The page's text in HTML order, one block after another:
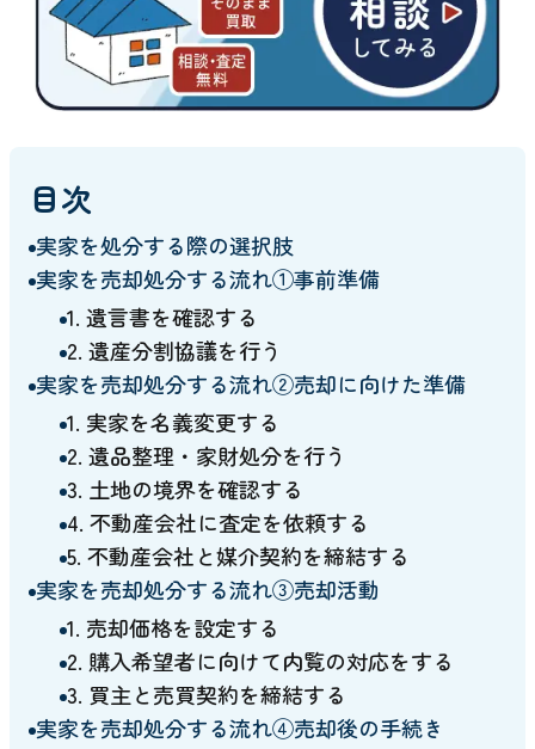
目次
実家を処分する際の選択肢
実家を売却処分する流れ①事前準備
1. 遺言書を確認する
2. 遺産分割協議を行う
実家を売却処分する流れ②売却に向けた準備
1. 実家を名義変更する
2. 遺品整理・家財処分を行う
3. 土地の境界を確認する
4. 不動産会社に査定を依頼する
5. 不動産会社と媒介契約を締結する
実家を売却処分する流れ③売却活動
1. 売却価格を設定する
2. 購入希望者に向けて内覧の対応をする
3. 買主と売買契約を締結する
実家を売却処分する流れ④売却後の手続き